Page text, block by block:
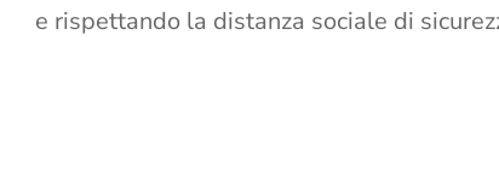
e rispettando la distanza sociale di